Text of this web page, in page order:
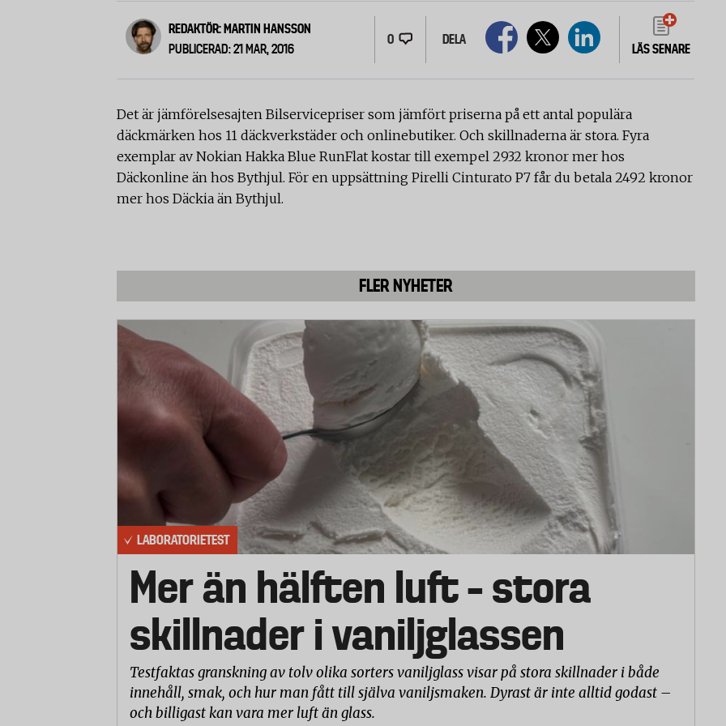
REDAKTÖR: MARTIN HANSSON
PUBLICERAD: 21 MAR, 2016
0 DELA
LÄS SENARE
Det är jämförelsesajten Bilservicepriser som jämfört priserna på ett antal populära
däckmärken hos 11 däckverkstäder och onlinebutiker. Och skillnaderna är stora. Fyra
exemplar av Nokian Hakka Blue RunFlat kostar till exempel 2932 kronor mer hos
Däckonline än hos Bythjul. För en uppsättning Pirelli Cinturato P7 får du betala 2492 kronor
mer hos Däckia än Bythjul.
FLER NYHETER
LABORATORIETEST
Mer än hälften luft – stora
skillnader i vaniljglassen
Testfaktas granskning av tolv olika sorters vaniljglass visar på stora skillnader i både
innehåll, smak, och hur man fått till själva vaniljsmaken. Dyrast är inte alltid godast –
och billigast kan vara mer luft än glass.